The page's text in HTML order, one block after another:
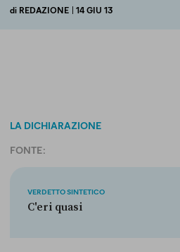
di REDAZIONE | 14 GIU 13
LA DICHIARAZIONE
FONTE:
VERDETTO SINTETICO
C'eri quasi